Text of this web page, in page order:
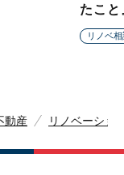
たこ
リノベ
動産 リノベーショ